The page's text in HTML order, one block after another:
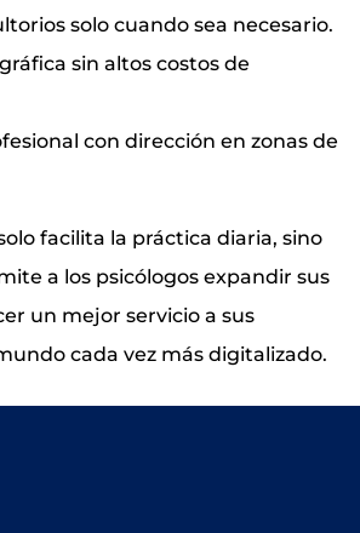
solo cuando sea necesario.
sin altos costos de
con dirección en zonas de
facilita la práctica diaria, sino
a los psicólogos expandir sus
un mejor servicio a sus
cada vez más digitalizado.